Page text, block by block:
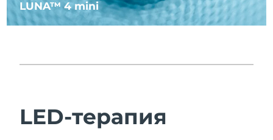
LUNA™ 4 mini
LED-терапия
Литва
Ожидаемая дата доставки
29/1/2026
Малайзия
Ожидаемая дата доставки